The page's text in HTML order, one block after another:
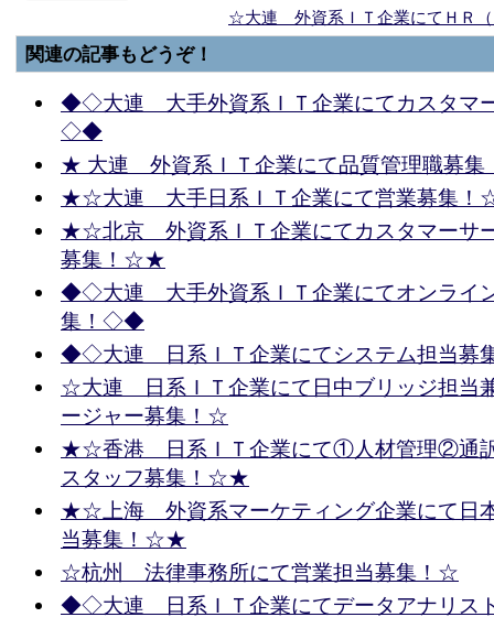
☆大連 外資系ＩＴ企業にてＨＲ
関連の記事もどうぞ！
◆◇大連 大手外資系ＩＴ企業にてカスタマ
◇◆
★ 大連 外資系ＩＴ企業にて品質管理職募
★☆大連 大手日系ＩＴ企業にて営業募集
★☆北京 外資系ＩＴ企業にてカスタマーサ
募集！☆★
◆◇大連 大手外資系ＩＴ企業にてオンライ
集！◇◆
◆◇大連 日系ＩＴ企業にてシステム担当
☆大連 日系ＩＴ企業にて日中ブリッジ担当
ージャー募集！☆
★☆香港 日系ＩＴ企業にて①人材管理②通訳
スタッフ募集！☆★
★☆上海 外資系マーケティング企業にて日
当募集！☆★
☆杭州 法律事務所にて営業担当募集！☆
◆◇大連 日系ＩＴ企業にてデータアナリス